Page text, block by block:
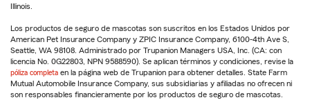
Illinois.
Los productos de seguro de mascotas son suscritos en los Estados Unidos por
American Pet Insurance Company y ZPIC Insurance Company, 6100-4th Ave S,
Seattle, WA 98108. Administrado por Trupanion Managers USA, Inc. (CA: con
licencia No. 0G22803, NPN 9588590). Se aplican términos y condiciones, revise la
póliza completa en la página web de Trupanion para obtener detalles. State Farm
Mutual Automobile Insurance Company, sus subsidiarias y afiliadas no ofrecen ni
son responsables financieramente por los productos de seguro de mascotas.